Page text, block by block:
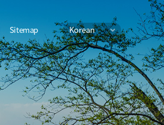
Korean
Sitemap